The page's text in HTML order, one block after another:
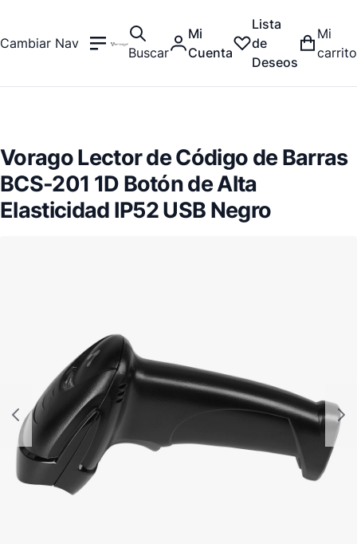
Cambiar Nav
Buscar
Mi
Cuenta
Lista
de
Deseos
Mi
carrito
Vorago Lector de Código de Barras
BCS-201 1D Botón de Alta
Elasticidad IP52 USB Negro